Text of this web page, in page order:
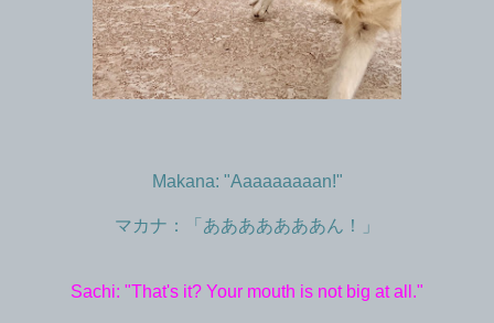
Makana: "Aaaaaaaaan!"
マカナ：「あああああああん！」
Sachi: "That's it? Your mouth is not big at all."